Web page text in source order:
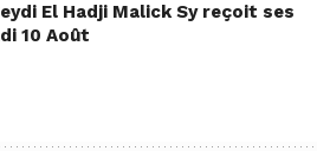
El Hadji Malick Sy reçoit ses
10 Août